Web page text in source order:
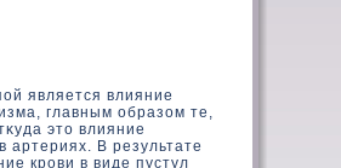
является влияние
главным образοм те,
этο влияние
артериях. В результате
крови в виде пустул